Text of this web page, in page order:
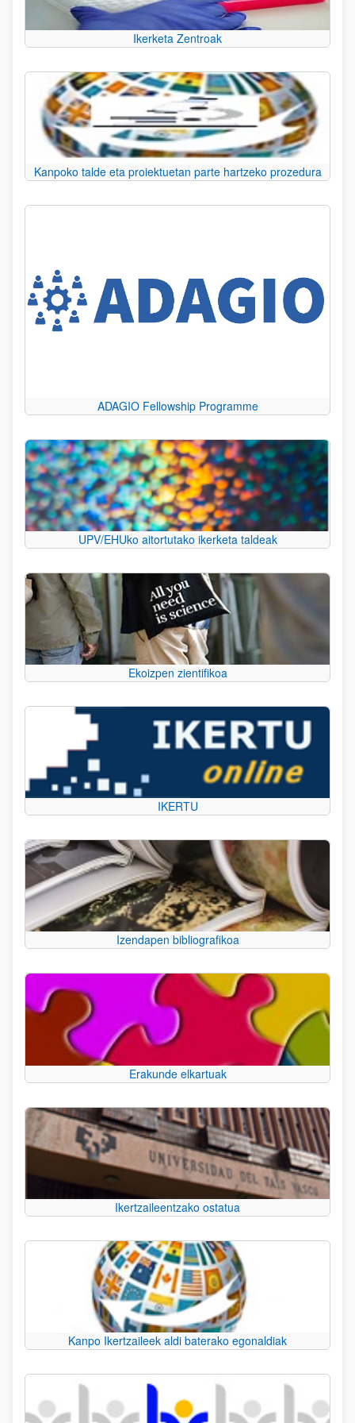
Ikerketa Zentroak
Kanpoko talde eta proiektuetan parte hartzeko prozedura
ADAGIO Fellowship Programme
UPV/EHUko aitortutako ikerketa taldeak
Ekoizpen zientifikoa
IKERTU
Izendapen bibliografikoa
Erakunde elkartuak
Ikertzaileentzako ostatua
Kanpo Ikertzaileek aldi baterako egonaldiak